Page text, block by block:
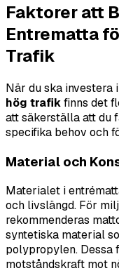
Faktorer att
Entrematta
Trafik
När du ska investera
hög trafikfinns det
att säkerställa att du
specifika behov och
Material och
Materialet i
och livslängd. För
rekommenderas
syntetiska material
polypropylen. Dessa
motståndskraft mot